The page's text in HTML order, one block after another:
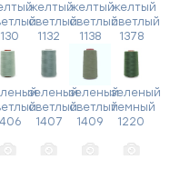
желтый
светлый
1132
желтый
светлый
1138
желтый
светлый
1378
зеленый
светлый
1407
зеленый
светлый
1409
зеленый
темный
1220